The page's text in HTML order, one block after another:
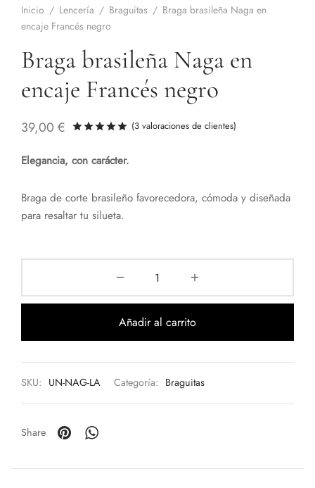
Inicio / Lencería / Braguitas / Braga brasileña Naga en
encaje Francés negro
Braga brasileña Naga en
encaje Francés negro
Valorado conde 5 en base a
(3 valoraciones de clientes)
39,00 €
Elegancia, con carácter.
Braga de corte brasileño favorecedora, cómoda y diseñada
para resaltar tu silueta.
Añadir al carrito
SKU: UN-NAG-LA Categoría: Braguitas
Share